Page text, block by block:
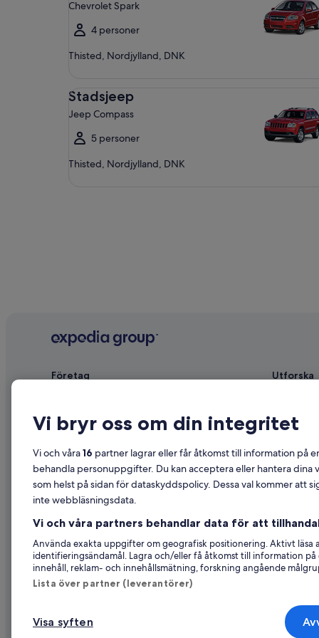
Chevrolet Spark
4 personer
Thisted, Nordjylland, DNK
Stadsjeep
Jeep Compass
5 personer
Thisted, Nordjylland, DNK
Företag
Jobb
Samarbete
Reklam
Utforska
Hotell i
Inrikesflyg
Vi bryr oss om din integritet
Vi och våra16 partner lagrar eller får åtkomst till information på
behandla personuppgifter. Du kan acceptera eller hantera dina
som helst på sidan för dataskyddspolicy. Dessa val kommer att
inte webbläsningsdata.
Vi och våra partners behandlar data för att
Använda exakta uppgifter om geografisk positionering. Aktivt läsa
identifieringsändamål. Lagra och/eller få åtkomst till information på
innehåll, reklam- och innehållsmätning, forskning angående
Lista över partner (leverantörer)
Visa syften